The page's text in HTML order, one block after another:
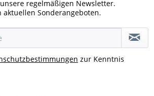
regelmäßigen Newsletter.
aktuellen Sonderangeboten.
zur Kenntnis